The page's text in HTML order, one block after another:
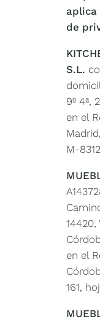
de
S.L.
9º 4ª,
en el
M-
en el
161,